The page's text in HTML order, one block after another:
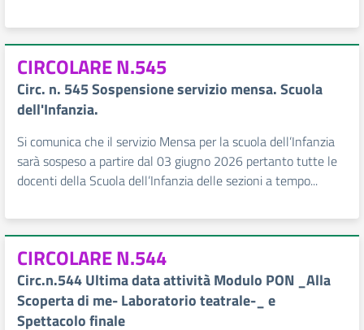
CIRCOLARE N.545
Circ. n. 545 Sospensione servizio mensa. Scuola
dell'Infanzia.
Si comunica che il servizio Mensa per la scuola dell’Infanzia
sarà sospeso a partire dal 03 giugno 2026 pertanto tutte le
docenti della Scuola dell’Infanzia delle sezioni a tempo...
CIRCOLARE N.544
Circ.n.544 Ultima data attività Modulo PON _Alla
Scoperta di me- Laboratorio teatrale-_ e
Spettacolo finale